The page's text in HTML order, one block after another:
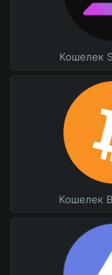
Кошелек
Кошелек